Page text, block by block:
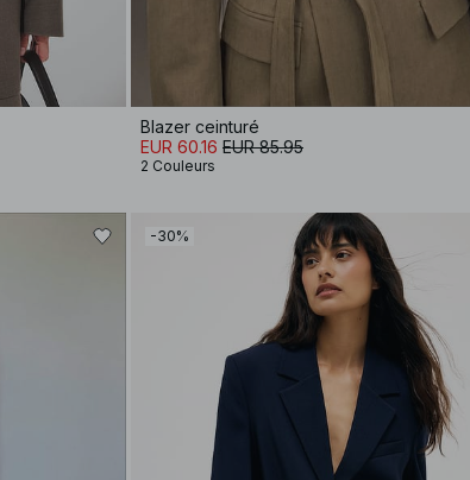
Blazer ceinturé
EUR 60.16 EUR 85.95
2 Couleurs
-30%